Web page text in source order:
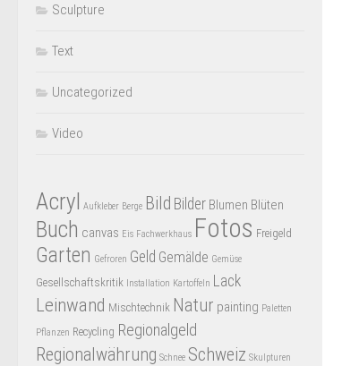
Sculpture
Text
Uncategorized
Video
Acryl Aufkleber Berge Bild Bilder Blumen Blüten
Buch canvas Eis Fachwerkhaus Fotos Freigeld
Garten Gefroren Geld Gemälde Gemüse
Gesellschaftskritik Installation Kartoffeln Lack
Leinwand Mischtechnik Natur painting Paletten
Pflanzen Recycling Regionalgeld
Regionalwährung Schnee Schweiz Skulpturen